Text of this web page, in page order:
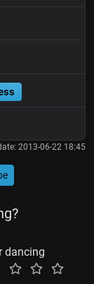
2013-06-22 18:45
dancing